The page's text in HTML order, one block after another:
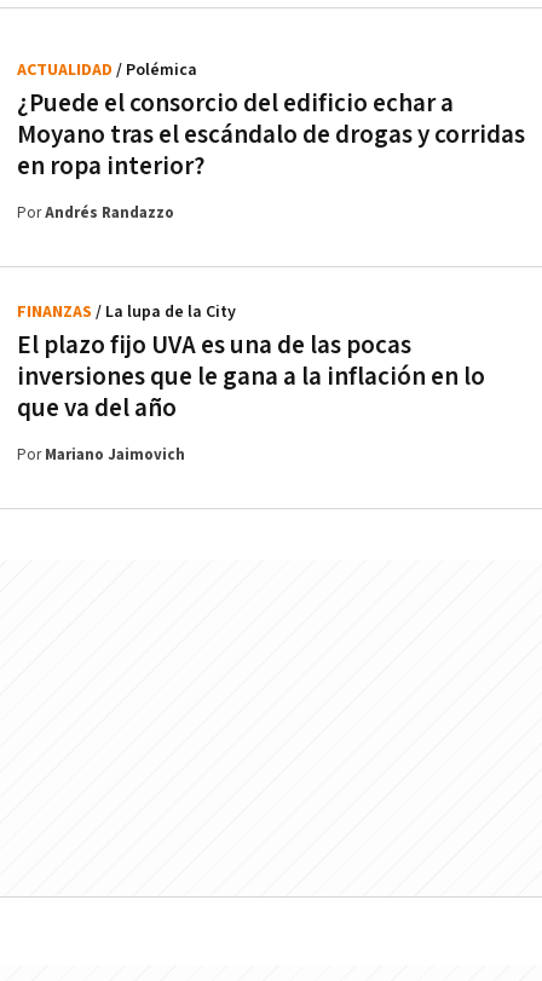
¿Puede el consorcio del edificio echar a
Moyano tras el escándalo de drogas y corridas
en ropa interior?
ACTUALIDAD / Polémica
PorAndrés Randazzo
El plazo fijo UVA es una de las pocas
inversiones que le gana a la inflación en lo
que va del año
FINANZAS / La lupa de la City
PorMariano Jaimovich